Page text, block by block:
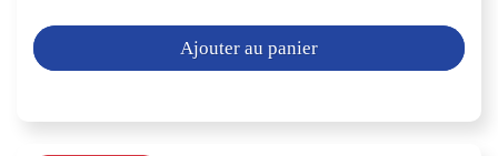
Ajouter au panier